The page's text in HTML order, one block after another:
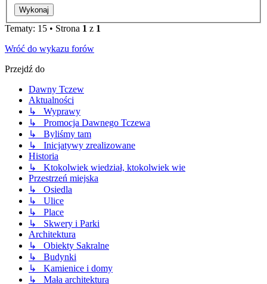
Tematy: 15 • Strona 1 z 1
Wróć do wykazu forów
Przejdź do
Dawny Tczew
Aktualności
↳ Wyprawy
↳ Promocja Dawnego Tczewa
↳ Byliśmy tam
↳ Inicjatywy zrealizowane
Historia
↳ Ktokolwiek wiedział, ktokolwiek wie
Przestrzeń miejska
↳ Osiedla
↳ Ulice
↳ Place
↳ Skwery i Parki
Architektura
↳ Obiekty Sakralne
↳ Budynki
↳ Kamienice i domy
↳ Mała architektura